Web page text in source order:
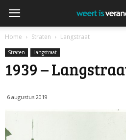
Home Straten Langstraat
Straten Langstraat
1939 –
6 augustus 2019